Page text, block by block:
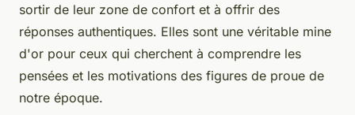
sortir de leur zone de confort et à offrir des
réponses authentiques. Elles sont une véritable mine
d'or pour ceux qui cherchent à comprendre les
pensées et les motivations des figures de proue de
notre époque.